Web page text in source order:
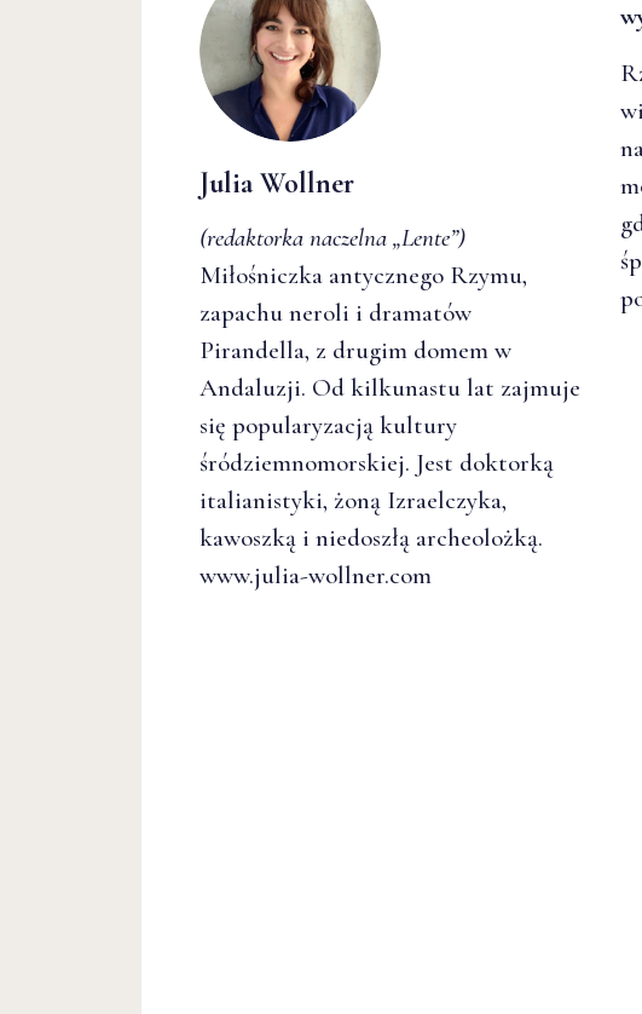
Julia Wollner
(redaktorka naczelna „Lente”)
Miłośniczka antycznego Rzymu,
zapachu neroli i dramatów
Pirandella, z drugim domem w
Andaluzji. Od kilkunastu lat zajmuje
się popularyzacją kultury
śródziemnomorskiej. Jest doktorką
italianistyki, żoną Izraelczyka,
kawoszką i niedoszłą archeolożką.
www.julia-wollner.com